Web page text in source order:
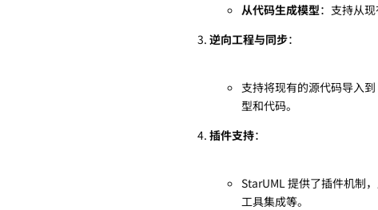
从代码生成模型：支持从
逆向工程与同步：
支持将现有的源代码导入
型和代码。
插件支持：
StarUML 提供了插件机制
工具集成等。